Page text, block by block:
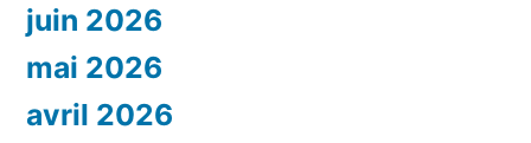
juin 2026
mai 2026
avril 2026